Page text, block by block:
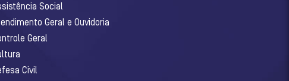
Social
Geral e Ouvidoria
Geral
Civil